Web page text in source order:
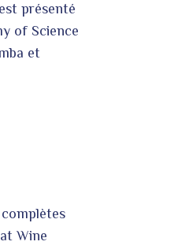
présenté
of Science
et
Wine